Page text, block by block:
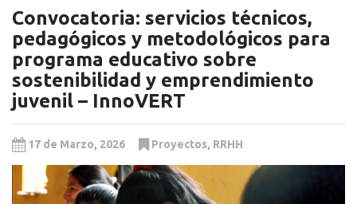
Convocatoria: servicios técnicos,
pedagógicos y metodológicos para
programa educativo sobre
sostenibilidad y emprendimiento
juvenil – InnoVERT
17 de Marzo, 2026 Proyectos, RRHH